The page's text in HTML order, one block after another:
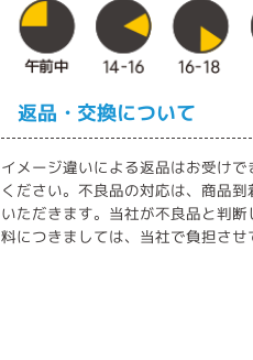
返品・交換について
イメージ違いによる返品はお受け
ください。不良品の対応は、商品
いただきます。当社が不良品と判
料につきましては、当社で負担させ